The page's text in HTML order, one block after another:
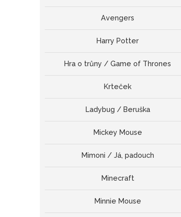
Avengers
Harry Potter
Hra o trůny / Game of Thrones
Krteček
Ladybug / Beruška
Mickey Mouse
Mimoni / Já, padouch
Minecraft
Minnie Mouse